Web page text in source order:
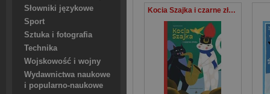
Słowniki językowe
Sport
Sztuka i fotografia
Technika
Wojskowość i wojny
Wydawnictwa naukowe
i popularno-naukowe
Kocia Szajka i czarne złoto